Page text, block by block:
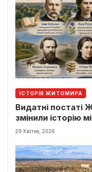
ІСТОРІЯ ЖИТОМИРА
Видатні постаті
змінили історію
29 Квітня, 2026